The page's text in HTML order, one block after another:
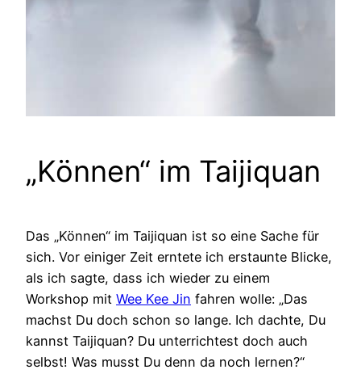
„Können“ im Taijiquan
Das „Können“ im Taijiquan ist so eine Sache für
sich. Vor einiger Zeit erntete ich erstaunte Blicke,
als ich sagte, dass ich wieder zu einem
Workshop mit Wee Kee Jin fahren wolle: „Das
machst Du doch schon so lange. Ich dachte, Du
kannst Taijiquan? Du unterrichtest doch auch
selbst! Was musst Du denn da noch lernen?“